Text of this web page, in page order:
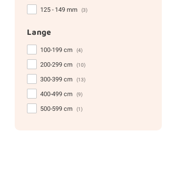
125 - 149 mm (3)
Lange
100-199 cm (4)
200-299 cm (10)
300-399 cm (13)
400-499 cm (9)
500-599 cm (1)